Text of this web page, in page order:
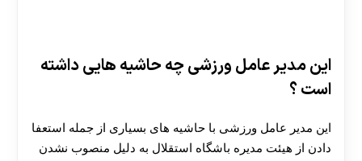
این مدیر عامل ورزشی چه حاشیه هایی داشته
است ؟
این مدیر عامل ورزشی با حاشیه های بسیاری از جمله استعفا
دادن از هیئت مدیره باشگاه استقلال به دلیل منصوب نشدن